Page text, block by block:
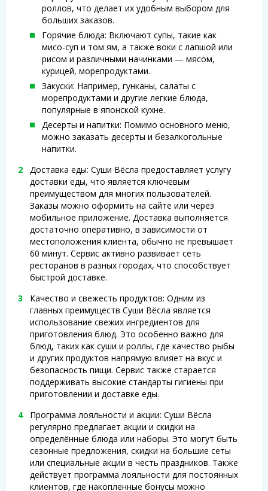
роллов, что делает их удобным выбором для
больших заказов.
Горячие блюда: Включают супы, такие как
мисо-суп и том ям, а также воки с лапшой или
рисом и различными начинками — мясом,
курицей, морепродуктами.
Закуски: Например, гунканы, салаты с
морепродуктами и другие легкие блюда,
популярные в японской кухне.
Десерты и напитки: Помимо основного меню,
можно заказать десерты и безалкогольные
напитки.
Доставка еды: Суши Вёсла предоставляет услугу
доставки еды, что является ключевым
преимуществом для многих пользователей.
Заказы можно оформить на сайте или через
мобильное приложение. Доставка выполняется
достаточно оперативно, в зависимости от
местоположения клиента, обычно не превышает
60 минут. Сервис активно развивает сеть
ресторанов в разных городах, что способствует
быстрой доставке.
Качество и свежесть продуктов: Одним из
главных преимуществ Суши Вёсла является
использование свежих ингредиентов для
приготовления блюд. Это особенно важно для
блюд, таких как суши и роллы, где качество рыбы
и других продуктов напрямую влияет на вкус и
безопасность пищи. Сервис также старается
поддерживать высокие стандарты гигиены при
приготовлении и доставке еды.
Программа лояльности и акции: Суши Вёсла
регулярно предлагает акции и скидки на
определённые блюда или наборы. Это могут быть
сезонные предложения, скидки на большие сеты
или специальные акции в честь праздников. Также
действует программа лояльности для постоянных
клиентов, где накопленные бонусы можно